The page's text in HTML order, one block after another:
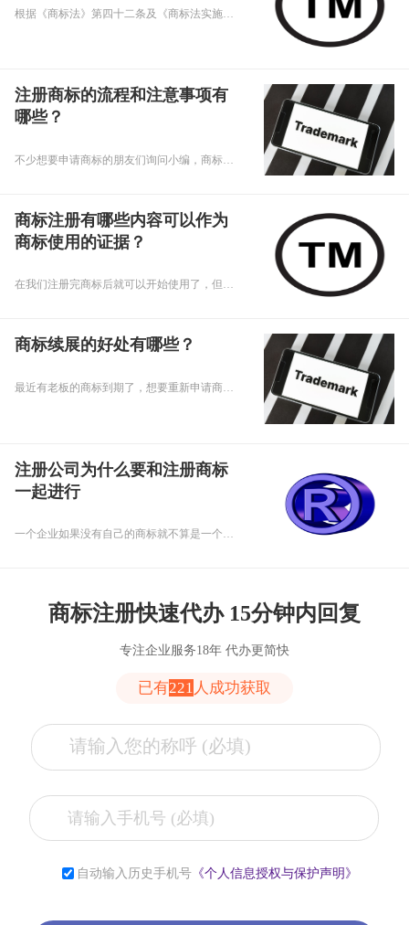
注册商标的流程和注意事项有
哪些？
不少想要申请商标的朋友们询问小编，商标注册的流程是什么？商标注册的注意事项有哪些？下面，乾通办小编就给大家回复注册商标的问题，要专心听讲啊！
商标注册有哪些内容可以作为
商标使用的证据？
在我们注册完商标后就可以开始使用了，但是在使用期间我们应该留意一下商标的使用证据，那么问题来了，商标注册有哪些内容可以作为商标使用的证据呢，下面乾通办小编就来给大家讲讲吧。
商标续展的好处有哪些？
注册公司为什么要和注册商标
一起进行
一个企业如果没有自己的商标就不算是一个完整的企业，不管你业务做得再好，公司都等于白做，企业之间竞争加剧商标就更显更加举足轻重了。商标对于一个公司来说是非常重要的。下面乾通办小乾给大家详细讲解一下为什么重庆注册公司要和注册商标一起进行：
商标注册快速代办 15分钟内回复
专注企业服务18年 代办更简快
已有221 人成功获取
自动输入历史手机号 《个人信息授权与保护声明》
张** 153****2321 6小时前